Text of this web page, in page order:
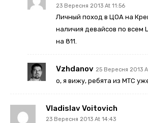
23 Вересня 2013 At 11:56
Личный поход в ЦОА на
наличия девайсов по всем
на 811.
Vzhdanov 25 Вересня 2013
о, я вижу, ребята из МТС
Vladislav Voitovich
23 Вересня 2013 At 14:43